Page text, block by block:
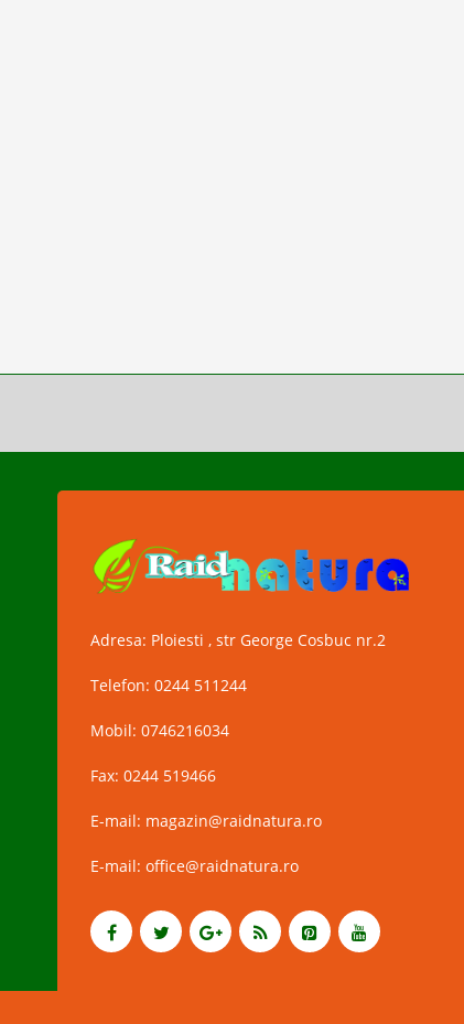
Adresa: Ploiesti , str George Cosbuc nr.2
Telefon: 0244 511244
Mobil: 0746216034
Fax: 0244 519466
E-mail: magazin@raidnatura.ro
E-mail: office@raidnatura.ro